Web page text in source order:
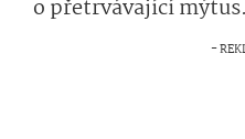
o přetrvávají­cí mýtus.